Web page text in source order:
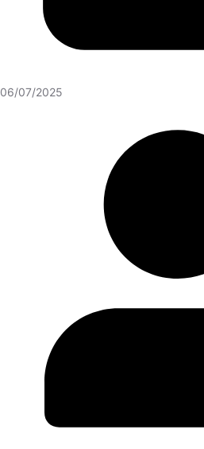
06/07/2025